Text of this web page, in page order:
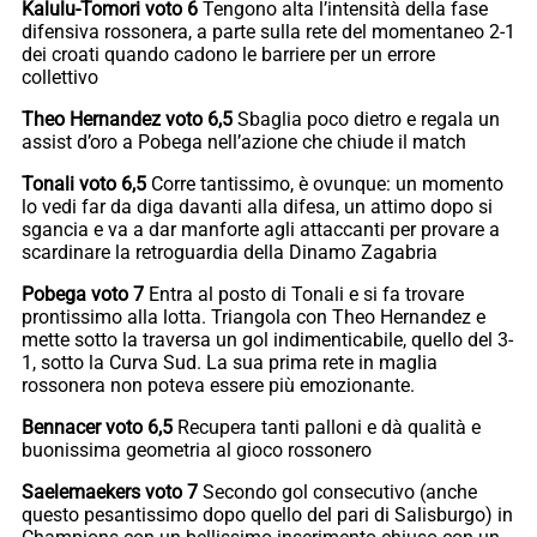
Kalulu-Tomori voto 6 Tengono alta l’intensità della fase
difensiva rossonera, a parte sulla rete del momentaneo 2-1
dei croati quando cadono le barriere per un errore
collettivo
Theo Hernandez voto 6,5 Sbaglia poco dietro e regala un
assist d’oro a Pobega nell’azione che chiude il match
Tonali voto 6,5 Corre tantissimo, è ovunque: un momento
lo vedi far da diga davanti alla difesa, un attimo dopo si
sgancia e va a dar manforte agli attaccanti per provare a
scardinare la retroguardia della Dinamo Zagabria
Pobega voto 7 Entra al posto di Tonali e si fa trovare
prontissimo alla lotta. Triangola con Theo Hernandez e
mette sotto la traversa un gol indimenticabile, quello del 3-
1, sotto la Curva Sud. La sua prima rete in maglia
rossonera non poteva essere più emozionante.
Bennacer voto 6,5 Recupera tanti palloni e dà qualità e
buonissima geometria al gioco rossonero
Saelemaekers voto 7 Secondo gol consecutivo (anche
questo pesantissimo dopo quello del pari di Salisburgo) in